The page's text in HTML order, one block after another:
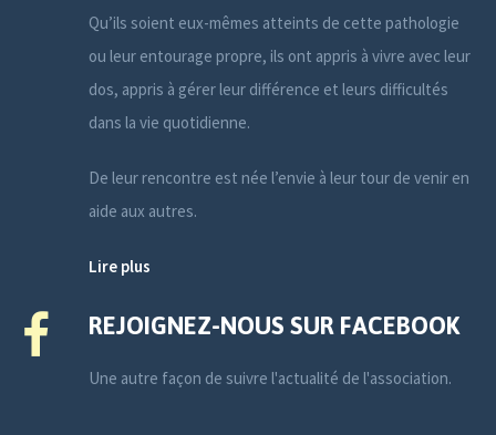
Qu’ils soient eux-mêmes atteints de cette pathologie
ou leur entourage propre, ils ont appris à vivre avec leur
dos, appris à gérer leur différence et leurs difficultés
dans la vie quotidienne.
De leur rencontre est née l’envie à leur tour de venir en
aide aux autres.
Lire plus
REJOIGNEZ-NOUS SUR FACEBOOK
Une autre façon de suivre l'actualité de l'association.